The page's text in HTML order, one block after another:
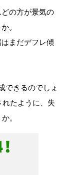
の方が景気の
。
まだデフレ傾
できるのでしょ
れたように、失
。